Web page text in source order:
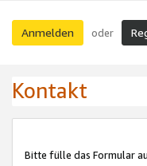
Anmelden oder
Kontakt
Bitte fülle das Formular